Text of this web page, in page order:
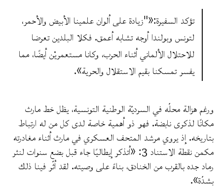
تؤكد السفيرة:«"زيادة على ألوان علمينا الأبيض والأحمر،
لتونس وبولندا أوجه تشابه أعمق. فكلا البلدين تعرضا
للاحتلال الألماني أثناء الحرب، وكانا مستعمريْن أيضًا، مما
يفسر تمسكنا بقيم الاستقلال والحرية».
ورغم هزالة محلّه في السرديّة الوطنية التونسية، يظل خط مارث
مكانًا لذكرى نابضة. فهو ذو أهمية خاصة لدى كل من له ارتباط
بتاريخه. إذ يروي مرشد المتحف العسكري في مارث أثناء مغادرته
مكمن نقطة الاستناد 3: «أتذكر إيطاليًا جاء قبل بضع سنوات لنثر
رماد جده بالقرب من الخنادق، بناءً على وصيته. لقد أثّر فينا ذلك
بشدّة».